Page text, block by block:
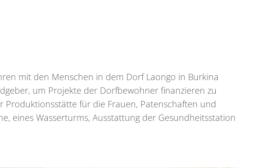
mit den Menschen in dem Dorf Laongo in Burkina
um Projekte der Dorfbewohner finanzieren zu
Produktionsstätte für die Frauen, Patenschaften und
eines Wasserturms, Ausstattung der Gesundheitsstation